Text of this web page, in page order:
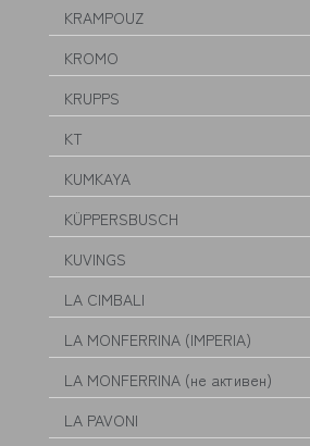
KRAMPOUZ
KROMO
KRUPPS
KT
KUMKAYA
KÜPPERSBUSCH
KUVINGS
LA CIMBALI
LA MONFERRINA (IMPERIA)
LA MONFERRINA (не активен)
LA PAVONI